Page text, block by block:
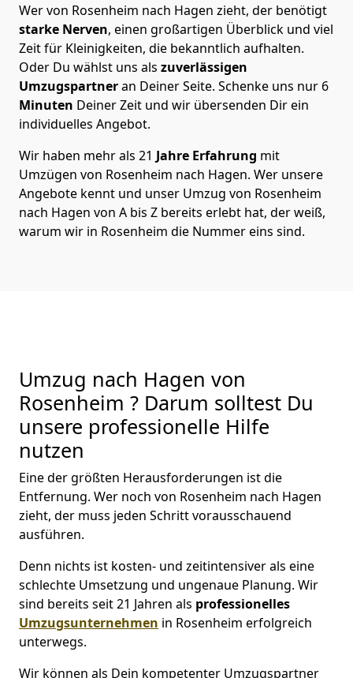
Wer von Rosenheim nach Hagen zieht, der benötigt
starke Nerven, einen großartigen Überblick und viel
Zeit für Kleinigkeiten, die bekanntlich aufhalten.
Oder Du wählst uns als zuverlässigen
Umzugspartneran Deiner Seite. Schenke uns nur 6
Minuten Deiner Zeit und wir übersenden Dir ein
individuelles Angebot.
Wir haben mehr als 21 Jahre Erfahrung mit
Umzügen von Rosenheim nach Hagen. Wer unsere
Angebote kennt und unser Umzug von Rosenheim
nach Hagen von A bis Z bereits erlebt hat, der weiß,
warum wir in Rosenheim die Nummer eins sind.
Umzug nach Hagen von
Rosenheim ? Darum solltest Du
unsere professionelle Hilfe
nutzen
Eine der größten Herausforderungen ist die
Entfernung. Wer noch von Rosenheim nach Hagen
zieht, der muss jeden Schritt vorausschauend
ausführen.
Denn nichts ist kosten- und zeitintensiver als eine
schlechte Umsetzung und ungenaue Planung. Wir
sind bereits seit 21 Jahren als professionelles
Umzugsunternehmen in Rosenheim erfolgreich
unterwegs.
Wir können als Dein kompetenter Umzugspartner